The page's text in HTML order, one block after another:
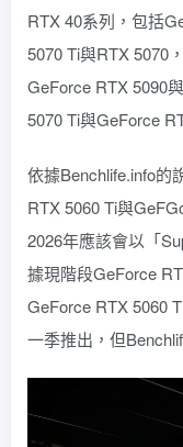
RTX 40系列，包括
5070 Ti與RTX 5070
GeForce RTX 5090
5070 Ti與GeForce
依據Benchlife.info的
RTX 5060 Ti與
2026年應該會以「
據現階段GeForce
GeForce RTX 5060
一季推出，但